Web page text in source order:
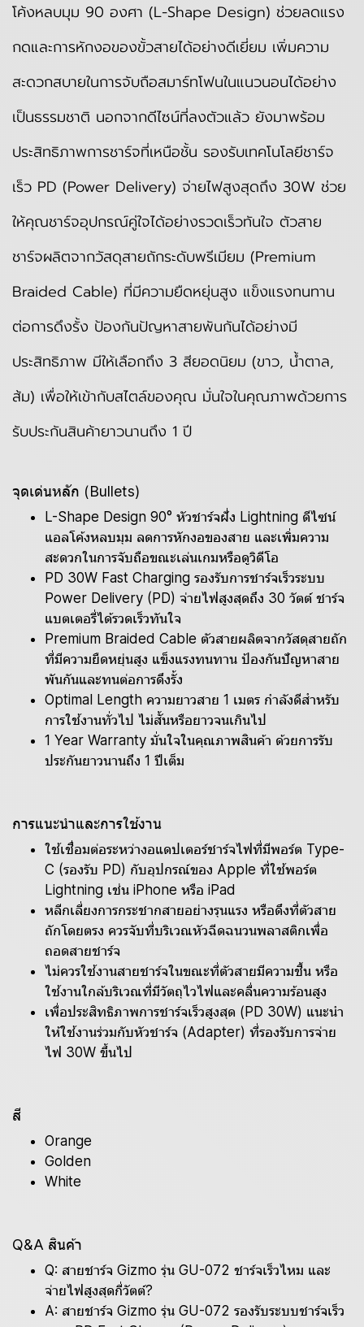
โค้งหลบมุม 90 องศา (L-Shape Design) ช่วยลดแรง
กดและการหักงอของขั้วสายได้อย่างดีเยี่ยม เพิ่มความ
สะดวกสบายในการจับถือสมาร์ทโฟนในแนวนอนได้อย่าง
เป็นธรรมชาติ นอกจากดีไซน์ที่ลงตัวแล้ว ยังมาพร้อม
ประสิทธิภาพการชาร์จที่เหนือชั้น รองรับเทคโนโลยีชาร์จ
เร็ว PD (Power Delivery) จ่ายไฟสูงสุดถึง 30W ช่วย
ให้คุณชาร์จอุปกรณ์คู่ใจได้อย่างรวดเร็วทันใจ ตัวสาย
ชาร์จผลิตจากวัสดุสายถักระดับพรีเมียม (Premium
Braided Cable) ที่มีความยืดหยุ่นสูง แข็งแรงทนทาน
ต่อการดึงรั้ง ป้องกันปัญหาสายพันกันได้อย่างมี
ประสิทธิภาพ มีให้เลือกถึง 3 สียอดนิยม (ขาว, น้ำตาล,
ส้ม) เพื่อให้เข้ากับสไตล์ของคุณ มั่นใจในคุณภาพด้วยการ
รับประกันสินค้ายาวนานถึง 1 ปี
จุดเด่นหลัก (Bullets)
L-Shape Design 90° หัวชาร์จฝั่ง Lightning ดีไซน์
แอลโค้งหลบมุม ลดการหักงอของสาย และเพิ่มความ
สะดวกในการจับถือขณะเล่นเกมหรือดูวิดีโอ
PD 30W Fast Charging รองรับการชาร์จเร็วระบบ
Power Delivery (PD) จ่ายไฟสูงสุดถึง 30 วัตต์ ชาร์จ
แบตเตอรี่ได้รวดเร็วทันใจ
Premium Braided Cable ตัวสายผลิตจากวัสดุสายถัก
ที่มีความยืดหยุ่นสูง แข็งแรงทนทาน ป้องกันปัญหาสาย
พันกันและทนต่อการดึงรั้ง
Optimal Length ความยาวสาย 1 เมตร กำลังดีสำหรับ
การใช้งานทั่วไป ไม่สั้นหรือยาวจนเกินไป
1 Year Warranty มั่นใจในคุณภาพสินค้า ด้วยการรับ
ประกันยาวนานถึง 1 ปีเต็ม
การแนะนำและการใช้งาน
ใช้เชื่อมต่อระหว่างอแดปเตอร์ชาร์จไฟที่มีพอร์ต Type-
C (รองรับ PD) กับอุปกรณ์ของ Apple ที่ใช้พอร์ต
Lightning เช่น iPhone หรือ iPad
หลีกเลี่ยงการกระชากสายอย่างรุนแรง หรือดึงที่ตัวสาย
ถักโดยตรง ควรจับที่บริเวณหัวฉีดฉนวนพลาสติกเพื่อ
ถอดสายชาร์จ
ไม่ควรใช้งานสายชาร์จในขณะที่ตัวสายมีความชื้น หรือ
ใช้งานใกล้บริเวณที่มีวัตถุไวไฟและคลื่นความร้อนสูง
เพื่อประสิทธิภาพการชาร์จเร็วสูงสุด (PD 30W) แนะนำ
ให้ใช้งานร่วมกับหัวชาร์จ (Adapter) ที่รองรับการจ่าย
ไฟ 30W ขึ้นไป
สี
Orange
Golden
White
Q&A สินค้า
Q: สายชาร์จ Gizmo รุ่น GU-072 ชาร์จเร็วไหม และ
จ่ายไฟสูงสุดกี่วัตต์?
A: สายชาร์จ Gizmo รุ่น GU-072 รองรับระบบชาร์จเร็ว